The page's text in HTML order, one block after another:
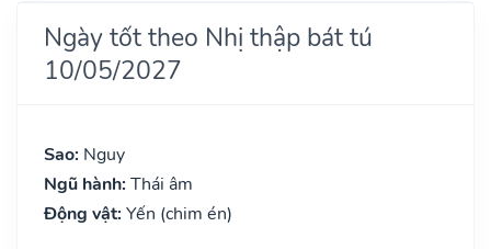
Ngày tốt theo Nhị thập bát tú
10/05/2027
Sao: Nguy
Ngũ hành: Thái âm
Động vật: Yến (chim én)